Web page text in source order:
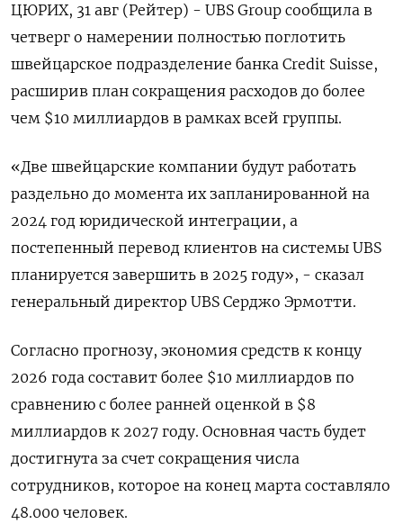
ЦЮРИХ, 31 авг (Рейтер) - UBS Group сообщила в
четверг о намерении полностью поглотить
швейцарское подразделение банка Credit Suisse,
расширив план сокращения расходов до более
чем $10 миллиардов в рамках всей группы.
«Две швейцарские компании будут работать
раздельно до момента их запланированной на
2024 год юридической интеграции, а
постепенный перевод клиентов на системы UBS
планируется завершить в 2025 году», - сказал
генеральный директор UBS Серджо Эрмотти.
Согласно прогнозу, экономия средств к концу
2026 года составит более $10 миллиардов по
сравнению с более ранней оценкой в $8
миллиардов к 2027 году. Основная часть будет
достигнута за счет сокращения числа
сотрудников, которое на конец марта составляло
48.000 человек.